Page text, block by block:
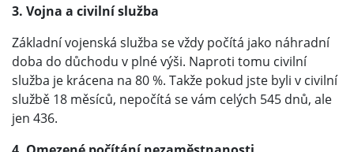
3. Vojna a civilní služba
Základní vojenská služba se vždy počítá jako náhradní
doba do důchodu v plné výši. Naproti tomu civilní
služba je krácena na 80 %. Takže pokud jste byli v civilní
službě 18 měsíců, nepočítá se vám celých 545 dnů, ale
jen 436.